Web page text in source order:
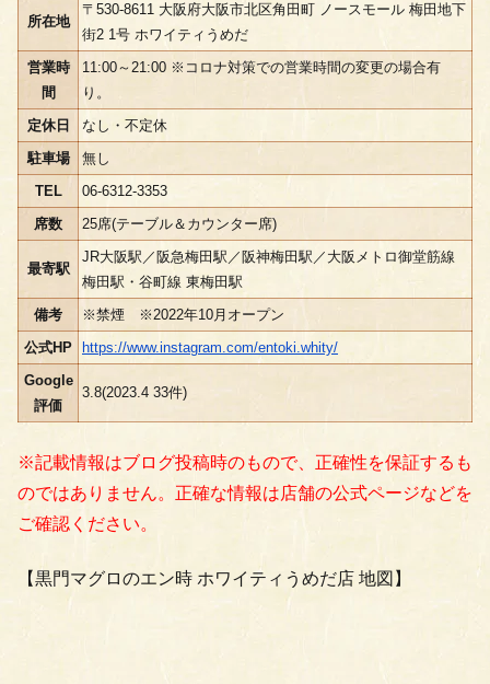
所在地
〒530-8611 大阪府大阪市北区角田町 ノースモール 梅田地下
街2 1号 ホワイティうめだ
営業時
間
11:00～21:00 ※コロナ対策での営業時間の変更の場合有
り。
定休日
なし・不定休
駐車場
無し
TEL
06-6312-3353
席数
25席(テーブル＆カウンター席)
最寄駅
JR大阪駅／阪急梅田駅／阪神梅田駅／大阪メトロ御堂筋線
梅田駅・谷町線 東梅田駅
備考
※禁煙 ※2022年10月オープン
公式HP
https://www.instagram.com/entoki.whity/
Google
評価
3.8(2023.4 33件)
※記載情報はブログ投稿時のもので、正確性を保証するも
のではありません。正確な情報は店舗の公式ページなどを
ご確認ください。
【黒門マグロのエン時 ホワイティうめだ店 地図】